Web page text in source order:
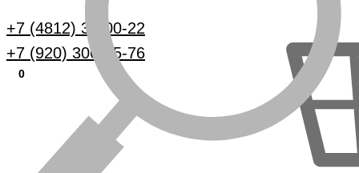
+7 (4812) 33-00-22
+7 (920) 306-25-76
0